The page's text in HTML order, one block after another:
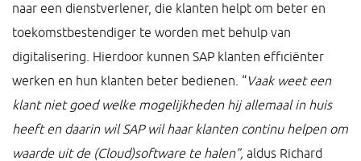
naar een dienstverlener, die klanten helpt om beter en
toekomstbestendiger te worden met behulp van
digitalisering. Hierdoor kunnen SAP klanten efficiënter
werken en hun klanten beter bedienen. “Vaak weet een
klant niet goed welke mogelijkheden hij allemaal in huis
heeft en daarin wil SAP wil haar klanten continu helpen om
waarde uit de (Cloud)software te halen”, aldus Richard